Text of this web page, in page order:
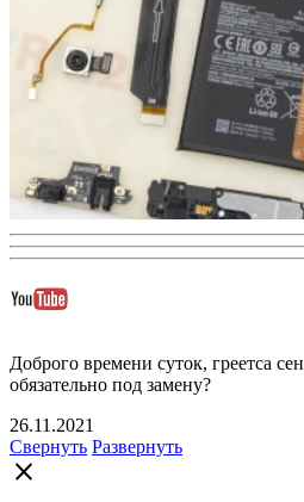
Доброго времени суток, греетса
обязательно под замену?
26.11.2021
Свернуть Развернуть
close